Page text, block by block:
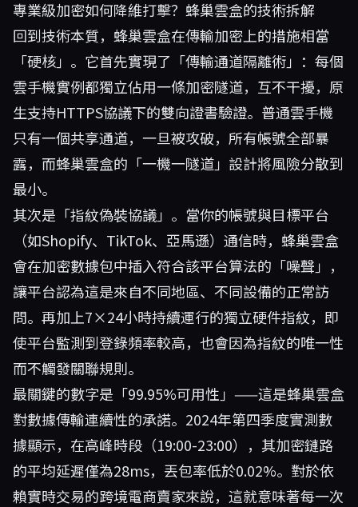
專業級加密如何降維打擊？蜂巢雲盒的技術拆解
回到技術本質，蜂巢雲盒在傳輸加密上的措施相當
「硬核」。它首先實現了「傳輸通道隔離術」：每個
雲手機實例都獨立佔用一條加密隧道，互不干擾，原
生支持HTTPS協議下的雙向證書驗證。普通雲手機
只有一個共享通道，一旦被攻破，所有帳號全部暴
露，而蜂巢雲盒的「一機一隧道」設計將風險分散到
最小。
其次是「指紋偽裝協議」。當你的帳號與目標平台
（如Shopify、TikTok、亞馬遜）通信時，蜂巢雲盒
會在加密數據包中插入符合該平台算法的「噪聲」，
讓平台認為這是來自不同地區、不同設備的正常訪
問。再加上7×24小時持續運行的獨立硬件指紋，即
使平台監測到登錄頻率較高，也會因為指紋的唯一性
而不觸發關聯規則。
最關鍵的數字是「99.95%可用性」——這是蜂巢雲盒
對數據傳輸連續性的承諾。2024年第四季度實測數
據顯示，在高峰時段（19:00-23:00），其加密鏈路
的平均延遲僅為28ms，丟包率低於0.02%。對於依
賴實時交易的跨境電商賣家來說，這就意味著每一次